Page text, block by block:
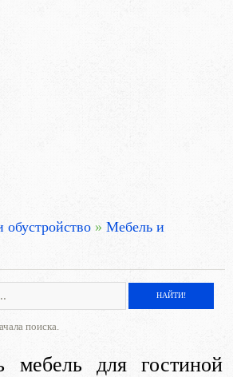
обустройство » Мебель и
поиска.
мебель для гостиной